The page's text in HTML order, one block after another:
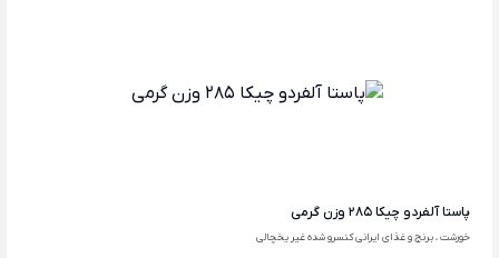
پاستا آلفردو چیکا 285 وزن گرمی
خورشت ، برنج و غذای ایرانی کنسرو شده غیر یخچالی